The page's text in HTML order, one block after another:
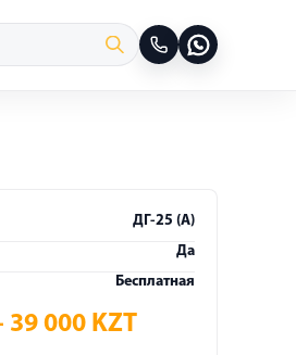
ДГ-25 (A)
Да
Бесплатная
39 000 KZT